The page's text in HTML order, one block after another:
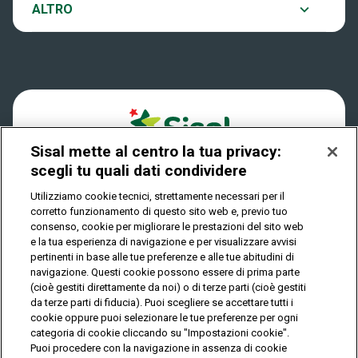
Play Your Date
Dove si gioca
Quanto si vince
Come riscuotere
ALTRO
Notifiche
Privacy
IL GIOCO È VIETATO AI MINORI E PUÒ CAUSARE
DIPENDENZA PATOLOGICA
© Copyright Sisal Italia S.p.A. - P.I. 02433760135
Privacy Cookies
Mappa
del
sito
Sisal mette al centro la tua privacy:
scegli tu quali dati condividere
Utilizziamo cookie tecnici, strettamente necessari per il
corretto funzionamento di questo sito web e, previo tuo
consenso, cookie per migliorare le prestazioni del sito web
e la tua esperienza di navigazione e per visualizzare avvisi
pertinenti in base alle tue preferenze e alle tue abitudini di
navigazione. Questi cookie possono essere di prima parte
(cioè gestiti direttamente da noi) o di terze parti (cioè gestiti
da terze parti di fiducia). Puoi scegliere se accettare tutti i
cookie oppure puoi selezionare le tue preferenze per ogni
categoria di cookie cliccando su "Impostazioni cookie".
Puoi procedere con la navigazione in assenza di cookie